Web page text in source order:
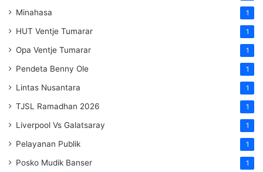
Minahasa 1
HUT Ventje Tumarar 1
Opa Ventje Tumarar 1
Pendeta Benny Ole 1
Lintas Nusantara 1
TJSL Ramadhan 2026 1
Liverpool Vs Galatsaray 1
Pelayanan Publik 1
Posko Mudik Banser 1